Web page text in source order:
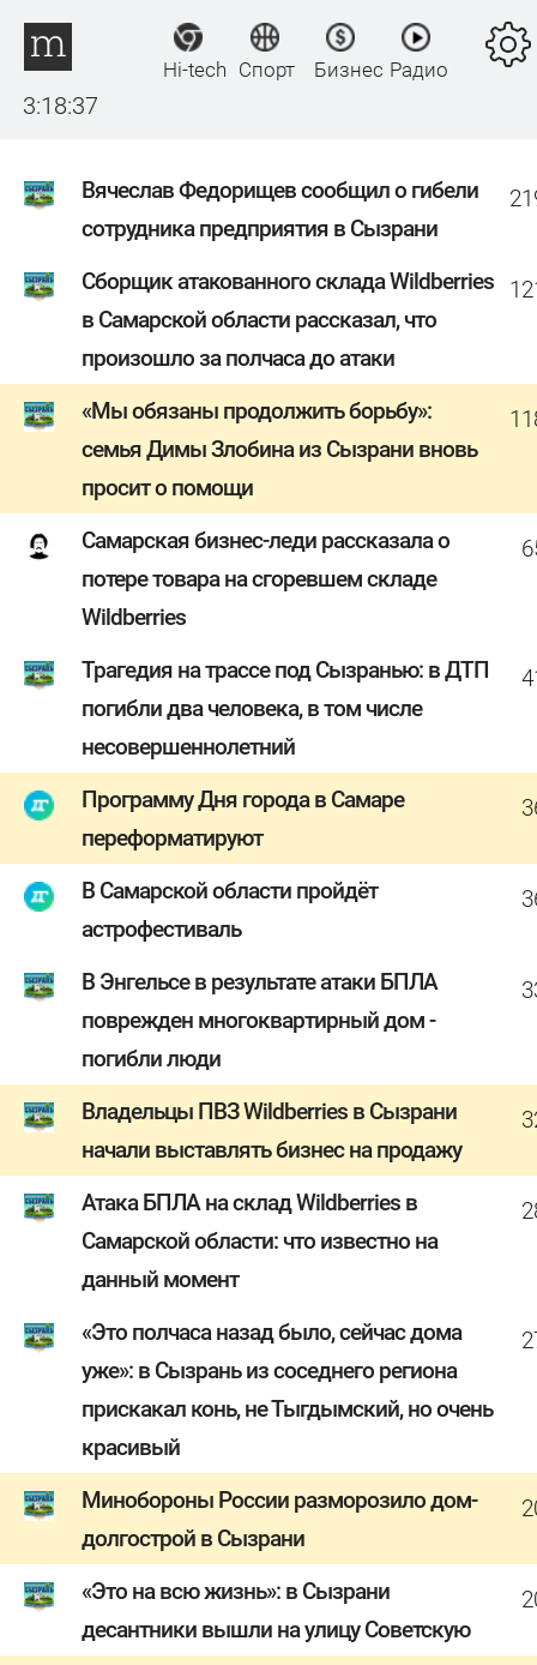
3:18:38
Hi-tech Спорт Бизнес Радио
Вячеслав Федорищев сообщил о гибели
сотрудника предприятия в Сызрани
Сборщик атакованного склада Wildberries
в Самарской области рассказал, что
произошло за полчаса до атаки
«Мы обязаны продолжить борьбу»:
семья Димы Злобина из Сызрани вновь
просит о помощи
Самарская бизнес-леди рассказала о
потере товара на сгоревшем складе
Wildberries
Трагедия на трассе под Сызранью: в ДТП
погибли два человека, в том числе
несовершеннолетний
Программу Дня города в Самаре
переформатируют
В Самарской области пройдёт
астрофестиваль
В Энгельсе в результате атаки БПЛА
поврежден многоквартирный дом -
погибли люди
Владельцы ПВЗ Wildberries в Сызрани
начали выставлять бизнес на продажу
Атака БПЛА на склад Wildberries в
Самарской области: что известно на
данный момент
«Это полчаса назад было, сейчас дома
уже»: в Сызрань из соседнего региона
прискакал конь, не Тыгдымский, но очень
красивый
Минобороны России разморозило дом-
долгострой в Сызрани
«Это на всю жизнь»: в Сызрани
десантники вышли на улицу Советскую